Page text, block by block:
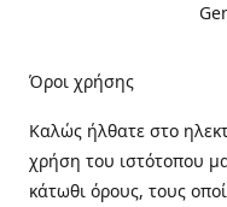
Όροι χρήσης
Καλώς ήλθατε στo
χρήση του ιστότοπου
κάτωθι όρους, τους